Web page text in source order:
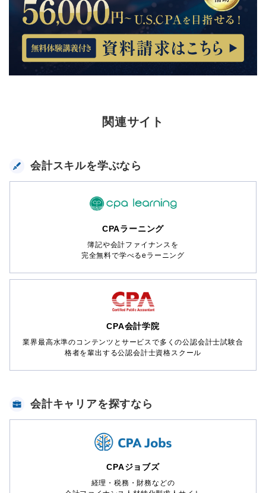
関連サイト
会計スキルを学ぶなら
CPAラーニング
簿記や会計ファイナンスを
完全無料で学べるeラーニング
CPA会計学院
業界最高水準のコンテンツとサービスで多くの公認会計士試験合
格者を輩出する公認会計士資格スクール
会計キャリアを探すなら
CPAジョブズ
経理・税務・財務などの